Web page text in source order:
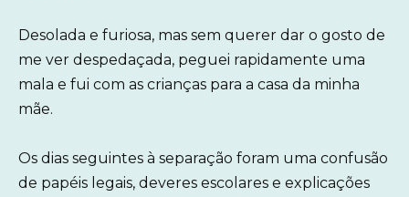
Desolada e furiosa, mas sem querer dar o gosto de
me ver despedaçada, peguei rapidamente uma
mala e fui com as crianças para a casa da minha
mãe.
Os dias seguintes à separação foram uma confusão
de papéis legais, deveres escolares e explicações